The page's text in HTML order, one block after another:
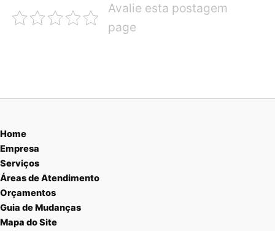
Avalie esta postagem
page
Home
Empresa
Serviços
Áreas de Atendimento
Orçamentos
Guia de Mudanças
Mapa do Site